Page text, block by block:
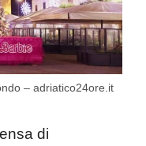
– adriatico24ore.it
di